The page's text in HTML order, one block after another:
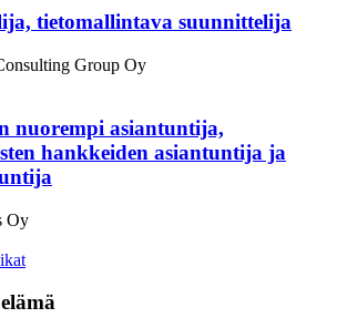
tietomallintava suunnittelija
Group Oy
nuorempi asiantuntija,
hankkeiden asiantuntija ja
Oy